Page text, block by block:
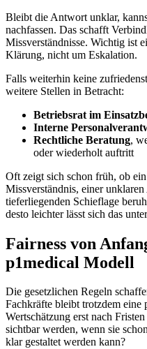
Bleibt die Antwort unklar,
nachfassen. Das schafft
Missverständnisse. Wichtig ist
Klärung, nicht um Eskalation.
Falls weiterhin keine
weitere Stellen in Betracht:
Betriebsrat im
Interne
Rechtliche Beratung,
oder wiederholt auftritt
Oft zeigt sich schon früh, ob
Missverständnis, einer
tieferliegenden Schieflage
desto leichter lässt sich das
Fairness von
p1medical Modell
Die gesetzlichen Regeln
Fachkräfte bleibt trotzdem eine
Wertschätzung erst nach
sichtbar werden, wenn sie
klar gestaltet werden kann?